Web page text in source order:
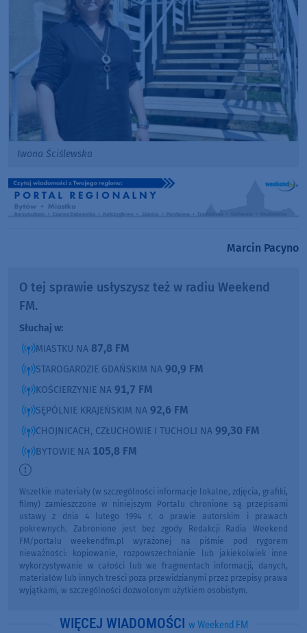
Iwona Ściślewska
Marcin Pacyno
O tej sprawie usłyszysz też w radiu Weekend
FM.
Słuchaj w:
MIASTKU NA 87,8 FM
STAROGARDZIE GDAŃSKIM NA 90,9 FM
KOŚCIERZYNIE NA 91,7 FM
SĘPÓLNIE KRAJEŃSKIM NA 92,6 FM
CHOJNICACH, CZŁUCHOWIE I TUCHOLI NA 99,30 FM
BYTOWIE NA 105,8 FM
Wszelkie materiały (w szczególności informacje lokalne, zdjęcia, grafiki,
filmy) zamieszczone w niniejszym Portalu chronione są przepisami
ustawy z dnia 4 lutego 1994 r. o prawie autorskim i prawach
pokrewnych. Zabronione jest bez zgody Redakcji Radia Weekend
FM/portalu weekendfm.pl wyrażonej na piśmie pod rygorem
nieważności: kopiowanie, rozpowszechnianie lub jakiekolwiek inne
wykorzystywanie w całości lub we fragmentach informacji, danych,
materiałów lub innych treści poza przewidzianymi przez przepisy prawa
wyjątkami, w szczególności dozwolonym użytkiem osobistym.
WIĘCEJ WIADOMOŚCI w Weekend FM